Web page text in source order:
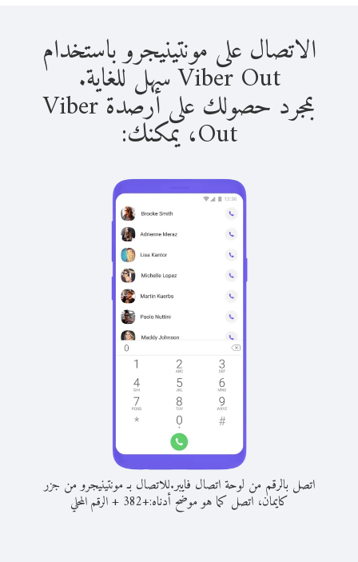
الاتصال على مونتينيجرو باستخدام
Viber Out سهل للغاية.
بمجرد حصولك على أرصدة Viber
Out، يمكنك:
اتصل بالرقم من لوحة اتصال فايبر.للاتصال بـ مونتينيجرو من جزر
كايمان، اتصل كما هو موضح أدناه:+
382
+الرقم المحلي